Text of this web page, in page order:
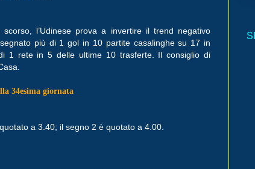
l’Udinese prova a invertire il trend negativo
più di 1 gol in 10 partite casalinghe su 17 in
1 rete in 5 delle ultime 10 trasferte. Il consiglio di
34esima giornata
a 3.40; il segno 2 è quotato a 4.00.